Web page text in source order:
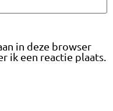
in deze browser
ik een reactie plaats.